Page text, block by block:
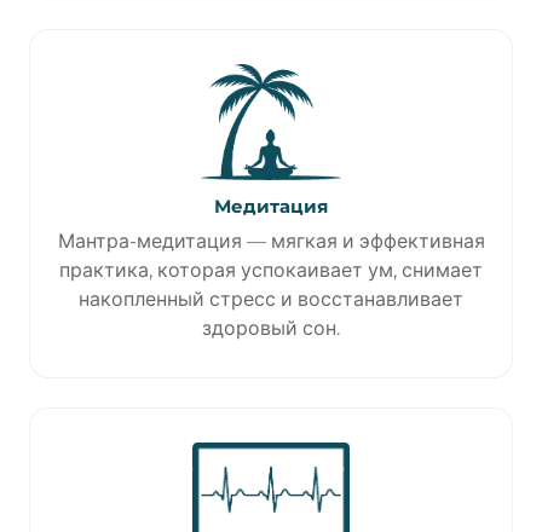
Медитация
Мантра-медитация — мягкая и эффективная
практика, которая успокаивает ум, снимает
накопленный стресс и восстанавливает
здоровый сон.